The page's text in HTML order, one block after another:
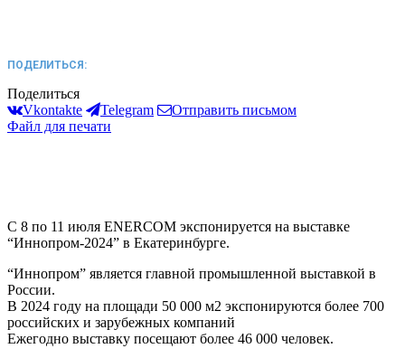
ПОДЕЛИТЬСЯ:
Поделиться
Vkontakte
Telegram
Отправить письмом
Файл для печати
С 8 по 11 июля ENERCOM экспонируется на выставке
“Иннопром-2024” в Екатеринбурге.
“Иннопром” является главной промышленной выставкой в
России.
В 2024 году на площади 50 000 м2 экспонируются более 700
российских и зарубежных компаний
Ежегодно выставку посещают более 46 000 человек.